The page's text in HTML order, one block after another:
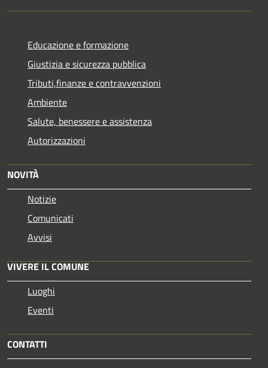
Educazione e formazione
Giustizia e sicurezza pubblica
Tributi,finanze e contravvenzioni
Ambiente
Salute, benessere e assistenza
Autorizzazioni
NOVITÀ
Notizie
Comunicati
Avvisi
VIVERE IL COMUNE
Luoghi
Eventi
CONTATTI